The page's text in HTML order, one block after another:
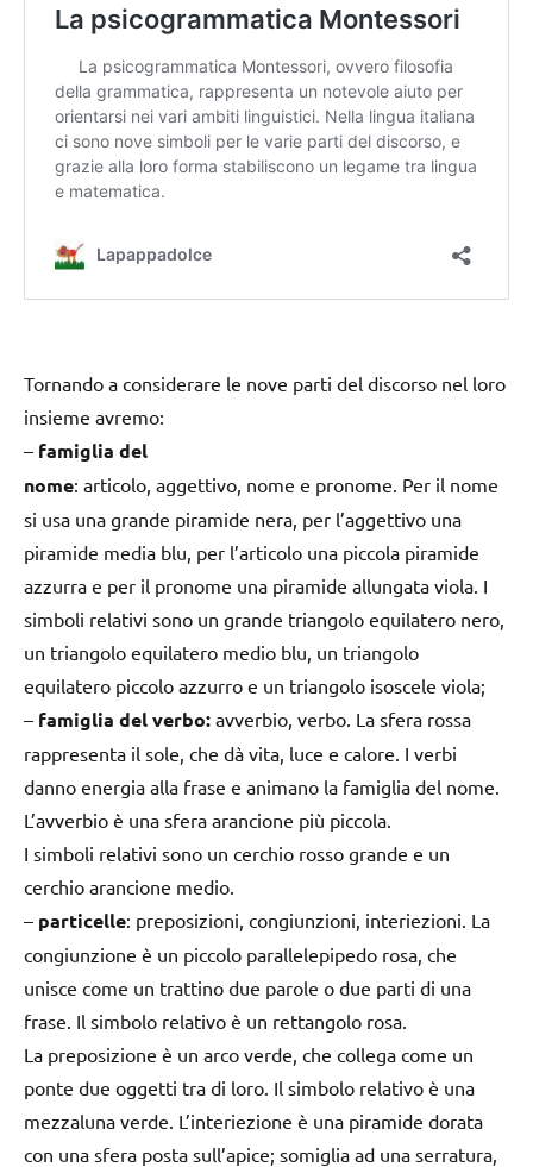
Tornando a considerare le nove parti del discorso nel loro
insieme avremo:
– famiglia del
nome: articolo, aggettivo, nome e pronome. Per il nome
si usa una grande piramide nera, per l’aggettivo una
piramide media blu, per l’articolo una piccola piramide
azzurra e per il pronome una piramide allungata viola. I
simboli relativi sono un grande triangolo equilatero nero,
un triangolo equilatero medio blu, un triangolo
equilatero piccolo azzurro e un triangolo isoscele viola;
– famiglia del verbo: avverbio, verbo. La sfera rossa
rappresenta il sole, che dà vita, luce e calore. I verbi
danno energia alla frase e animano la famiglia del nome.
L’avverbio è una sfera arancione più piccola.
I simboli relativi sono un cerchio rosso grande e un
cerchio arancione medio.
– particelle: preposizioni, congiunzioni, interiezioni. La
congiunzione è un piccolo parallelepipedo rosa, che
unisce come un trattino due parole o due parti di una
frase. Il simbolo relativo è un rettangolo rosa.
La preposizione è un arco verde, che collega come un
ponte due oggetti tra di loro. Il simbolo relativo è una
mezzaluna verde. L’interiezione è una piramide dorata
con una sfera posta sull’apice; somiglia ad una serratura,